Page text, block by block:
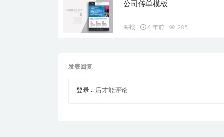
公司传单模板
海报 6 年前 205
发表回复
登录... 后才能评论